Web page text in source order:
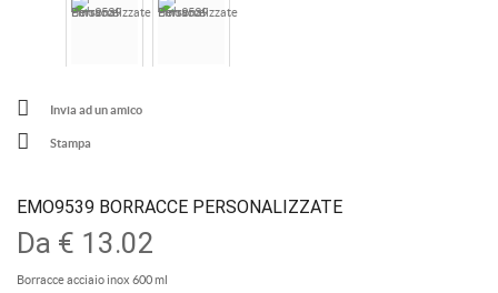
Invia ad un amico
Stampa
EMO9539 BORRACCE PERSONALIZZATE
Da € 13.02
Borracce acciaio inox 600 ml